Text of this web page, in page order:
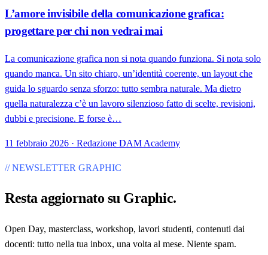
L’amore invisibile della comunicazione grafica:
progettare per chi non vedrai mai
La comunicazione grafica non si nota quando funziona. Si nota solo
quando manca. Un sito chiaro, un’identità coerente, un layout che
guida lo sguardo senza sforzo: tutto sembra naturale. Ma dietro
quella naturalezza c’è un lavoro silenzioso fatto di scelte, revisioni,
dubbi e precisione. E forse è…
11 febbraio 2026 · Redazione DAM Academy
// NEWSLETTER GRAPHIC
Resta aggiornato su Graphic.
Open Day, masterclass, workshop, lavori studenti, contenuti dai
docenti: tutto nella tua inbox, una volta al mese. Niente spam.